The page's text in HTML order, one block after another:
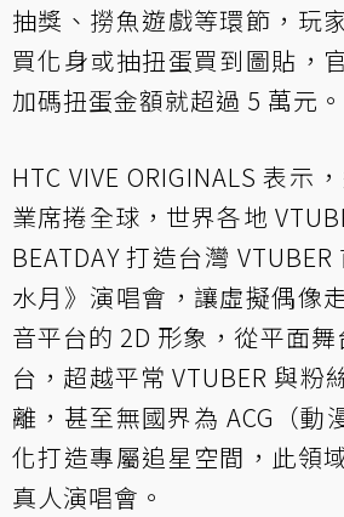
抽獎、撈魚遊戲等環節，玩
買化身或抽扭蛋買到圖貼，
加碼扭蛋金額就超過 5 萬元。
HTC VIVE ORIGINALS 表示
業席捲全球，世界各地
BEATDAY 打造台灣
水月》演唱會，讓虛擬偶像
音平台的 2D 形象，從平面
台，超越平常 VTUBER 與粉
離，甚至無國界為 ACG（
化打造專屬追星空間，此領
真人演唱會。